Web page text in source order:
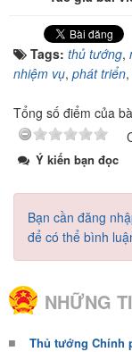
Tags: thủ tướng,
nhiệm vụ, phát triển,
Tổng số điểm của
Ý kiến bạn đọc
Bạn cần đăng
để có thể bình
NHỮNG
Thủ tướng Chính